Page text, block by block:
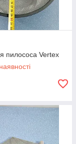
пилососа Vertex